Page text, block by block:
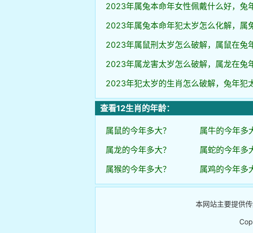
2023年属兔本命年女性佩戴什么好，兔
2023年属兔本命年犯太岁怎么化解，属
2023年属鼠刑太岁怎么破解，属鼠在兔
2023年属龙害太岁怎么破解，属龙在兔
2023年犯太岁的生肖怎么破解，兔年犯
查看12生肖的年龄：
属鼠的今年多大？ 属牛的今年多
属龙的今年多大？
属蛇的今年多
属猴的今年多大？
属鸡的今年多
本网站主要提供